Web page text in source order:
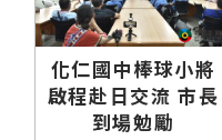
化仁國中棒球小將
啟程赴日交流 市長
到場勉勵